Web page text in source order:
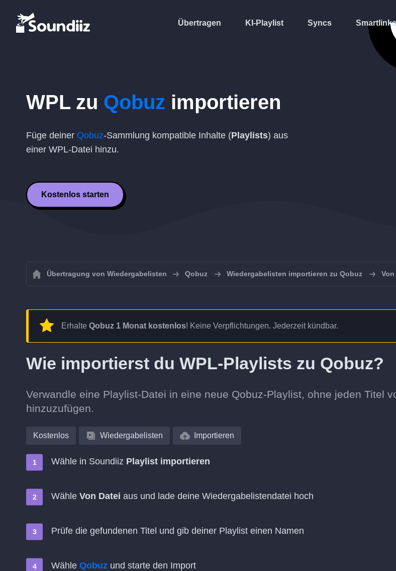
Übertragen KI-Playlist Syncs Smartlinks
WPLzu Qobuz importieren
Füge deiner Qobuz-Sammlung kompatible Inhalte (Playlists) aus
einer WPL-Datei hinzu.
Kostenlos starten
Übertragung von Wiedergabelisten Qobuz Wiedergabelisten importieren zu Qobuz
Erhalte Qobuz 1 Monat kostenlos! Keine Verpflichtungen. Jederzeit kündbar.
Wie importierst du WPL-Playlists zu Qobuz?
Verwandle eine Playlist-Datei in eine neue Qobuz-Playlist, ohne jeden Titel
hinzuzufügen.
Kostenlos Wiedergabelisten Importieren
Wähle in Soundiiz Playlist importieren
Wähle Von Datei aus und lade deine Wiedergabelistendatei hoch
Prüfe die gefundenen Titel und gib deiner Playlist einen Namen
Wähle Qobuz und starte den Import